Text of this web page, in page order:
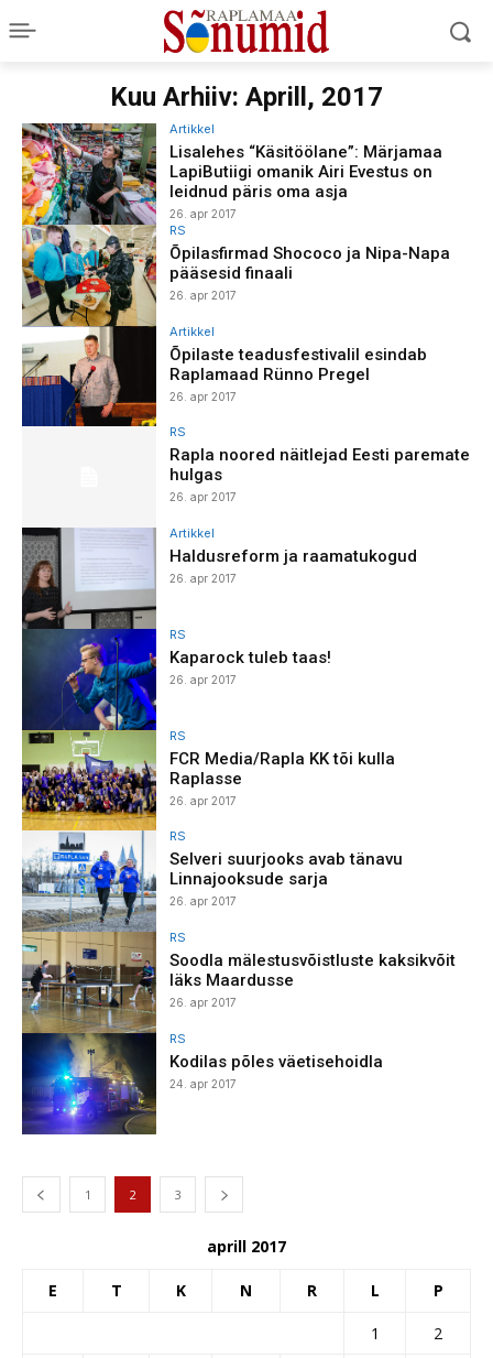
Kuu Arhiiv: Aprill, 2017
Artikkel
Lisalehes “Käsitöölane”: Märjamaa
LapiButiigi omanik Airi Evestus on
leidnud päris oma asja
26. apr 2017
RS
Õpilasfirmad Shococo ja Nipa-Napa
pääsesid finaali
26. apr 2017
Artikkel
Õpilaste teadusfestivalil esindab
Raplamaad Rünno Pregel
26. apr 2017
RS
Rapla noored näitlejad Eesti paremate
hulgas
26. apr 2017
Artikkel
Haldusreform ja raamatukogud
26. apr 2017
RS
Kaparock tuleb taas!
26. apr 2017
RS
FCR Media/Rapla KK tõi kulla
Raplasse
26. apr 2017
RS
Selveri suurjooks avab tänavu
Linnajooksude sarja
26. apr 2017
RS
Soodla mälestusvõistluste kaksikvõit
läks Maardusse
26. apr 2017
RS
Kodilas põles väetisehoidla
24. apr 2017
1 2 3
aprill 2017
E T K N R L P
1
2